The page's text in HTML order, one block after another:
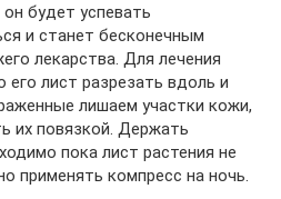
будет успевать
и станет бесконечным
лекарства. Для лечения
его лист разрезать вдоль и
лишаем участки кожи,
их повязкой. Держать
пока лист растения не
применять компресс на ночь.